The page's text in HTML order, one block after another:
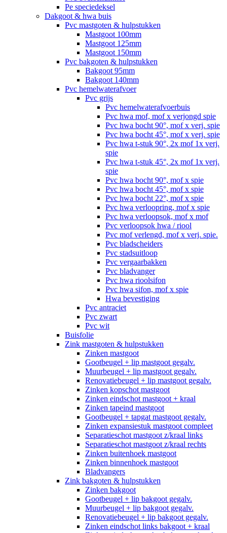
Pe speciedeksel
Dakgoot & hwa buis
Pvc mastgoten & hulpstukken
Mastgoot 100mm
Mastgoot 125mm
Mastgoot 150mm
Pvc bakgoten & hulpstukken
Bakgoot 95mm
Bakgoot 140mm
Pvc hemelwaterafvoer
Pvc grijs
Pvc hemelwaterafvoerbuis
Pvc hwa mof, mof x verjongd spie
Pvc hwa bocht 90°, mof x verj. spie
Pvc hwa bocht 45°, mof x verj. spie
Pvc hwa t-stuk 90°, 2x mof 1x verj.
spie
Pvc hwa t-stuk 45°, 2x mof 1x verj.
spie
Pvc hwa bocht 90°, mof x spie
Pvc hwa bocht 45°, mof x spie
Pvc hwa bocht 22°, mof x spie
Pvc hwa verloopring, mof x spie
Pvc hwa verloopsok, mof x mof
Pvc verloopsok hwa / riool
Pvc mof verlengd, mof x verj. spie.
Pvc bladscheiders
Pvc stadsuitloop
Pvc vergaarbakken
Pvc bladvanger
Pvc hwa rioolsifon
Pvc hwa sifon, mof x spie
Hwa bevestiging
Pvc antraciet
Pvc zwart
Pvc wit
Buisfolie
Zink mastgoten & hulpstukken
Zinken mastgoot
Gootbeugel + lip mastgoot gegalv.
Muurbeugel + lip mastgoot gegalv.
Renovatiebeugel + lip mastgoot gegalv.
Zinken kopschot mastgoot
Zinken eindschot mastgoot + kraal
Zinken tapeind mastgoot
Gootbeugel + tapgat mastgoot gegalv.
Zinken expansiestuk mastgoot compleet
Separatieschot mastgoot z/kraal links
Separatieschot mastgoot z/kraal rechts
Zinken buitenhoek mastgoot
Zinken binnenhoek mastgoot
Bladvangers
Zink bakgoten & hulpstukken
Zinken bakgoot
Gootbeugel + lip bakgoot gegalv.
Muurbeugel + lip bakgoot gegalv.
Renovatiebeugel + lip bakgoot gegalv.
Zinken eindschot links bakgoot + kraal